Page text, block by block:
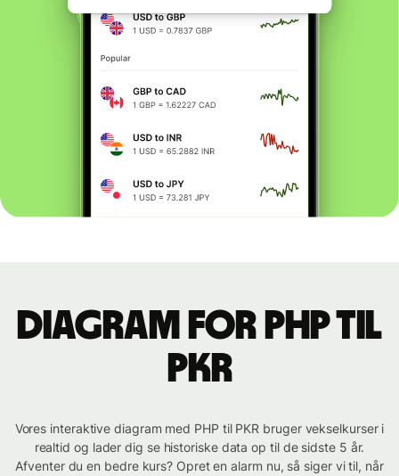
Diagram for PHP til
PKR
Vores interaktive diagram med PHP til PKR bruger vekselkurser i
realtid og lader dig se historiske data op til de sidste 5 år.
Afventer du en bedre kurs? Opret en alarm nu, så siger vi til, når